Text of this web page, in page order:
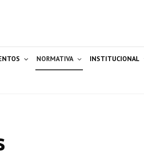
NORMATIVA INSTITUCIONAL